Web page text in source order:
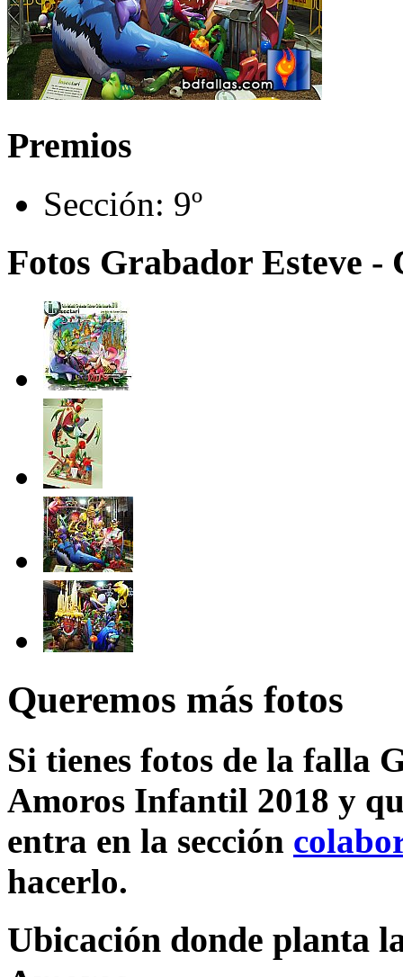
Premios
Sección: 9º
Fotos Grabador Esteve
Queremos más fotos
Si tienes fotos de la falla
Amoros Infantil 2018 y
entra en la sección
hacerlo.
Ubicación donde planta